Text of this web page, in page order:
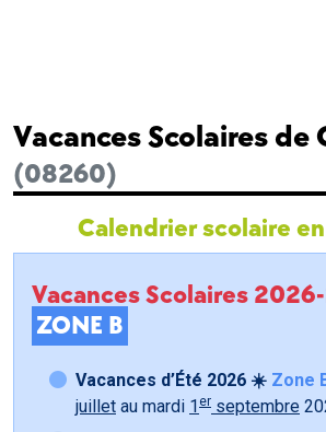
Vacances Scolaires de
(08260)
Calendrier scolaire
Vacances Scolaires
ZONE B
Vacances d’Été 2026 ☀️ Zone
juillet au mardi 1 er septembre